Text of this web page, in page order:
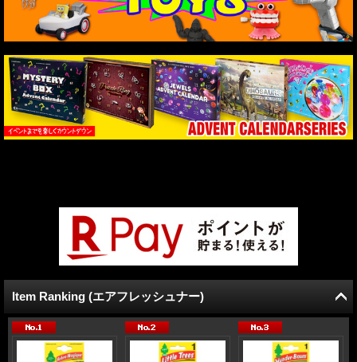
Item Ranking (エアフレッシュナー)